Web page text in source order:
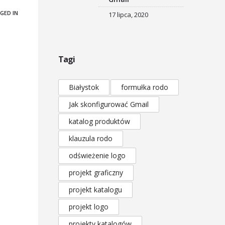
IN 17 lipca, 2020
Tagi
Białystok
formułka rodo
Jak skonfigurować Gmail
katalog produktów
klauzula rodo
odświeżenie logo
projekt graficzny
projekt katalogu
projekt logo